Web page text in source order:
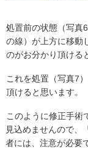
処置前の状態（写真
の線）が上方に移動
のがお分かり頂ける
これを処置（写真7
頂けると思います。
このように修正手術
見込めませんので、
者には、注意が必要